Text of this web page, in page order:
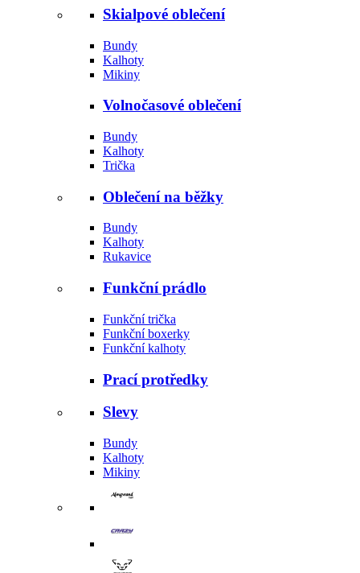
Skialpové oblečení
Bundy
Kalhoty
Mikiny
Volnočasové oblečení
Bundy
Kalhoty
Trička
Oblečení na běžky
Bundy
Kalhoty
Rukavice
Funkční prádlo
Funkční trička
Funkční boxerky
Funkční kalhoty
Prací protředky
Slevy
Bundy
Kalhoty
Mikiny